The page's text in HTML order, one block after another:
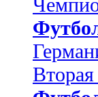
Вторая